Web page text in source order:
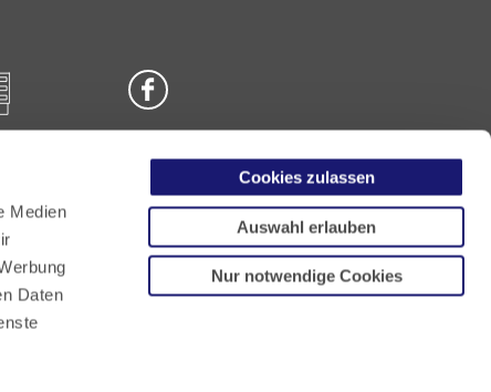
Medien
Daten
Cookies zulassen
Auswahl erlauben
Nur notwendige Cookies